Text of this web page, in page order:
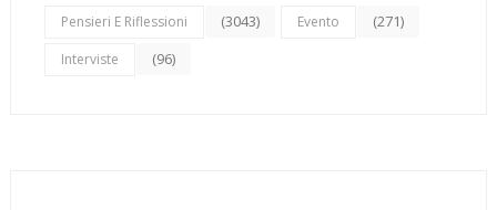
Pensieri E Riflessioni (3043) Evento (271)
Interviste (96)